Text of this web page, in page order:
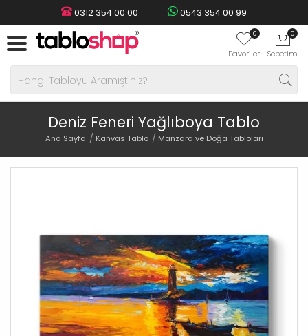
0312 354 00 00 0543 354 00 99
0
Favoriler
0
Sepetim
Deniz Feneri Yağlıboya Tablo
Ana Sayfa Kanvas Tablo Manzara ve Doğa Tabloları